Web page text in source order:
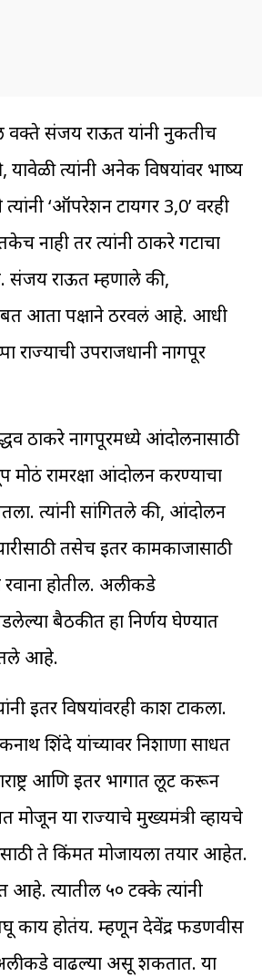
प्रवक्ते संजय राऊत यांनी नुकतीच
यावेळी त्यांनी अनेक विषयांवर भाष्य
‘ऑपरेशन टायगर 3,0’ वरही
नाही तर त्यांनी ठाकरे गटाचा
संजय राऊत म्हणाले की,
आता पक्षाने ठरवलं आहे. आधी
राज्याची उपराजधानी नागपूर
ठाकरे नागपूरमध्ये आंदोलनासाठी
रामरक्षा आंदोलन करण्याचा
त्यांनी सांगितले की, आंदोलन
तसेच इतर कामकाजासाठी
होतील. अलीकडे
बैठकीत हा निर्णय घेण्यात
आहे.
इतर विषयांवरही प्रकाश टाकला.
शिंदे यांच्यावर निशाणा साधत
आणि इतर भागात लूट करून
मोजून या राज्याचे मुख्यमंत्री व्हायचे
ते किंमत मोजायला तयार आहेत.
आहे. त्यातील ५० टक्के त्यांनी
काय होतंय. म्हणून देवेंद्र फडणवीस
वाढल्या असू शकतात. या